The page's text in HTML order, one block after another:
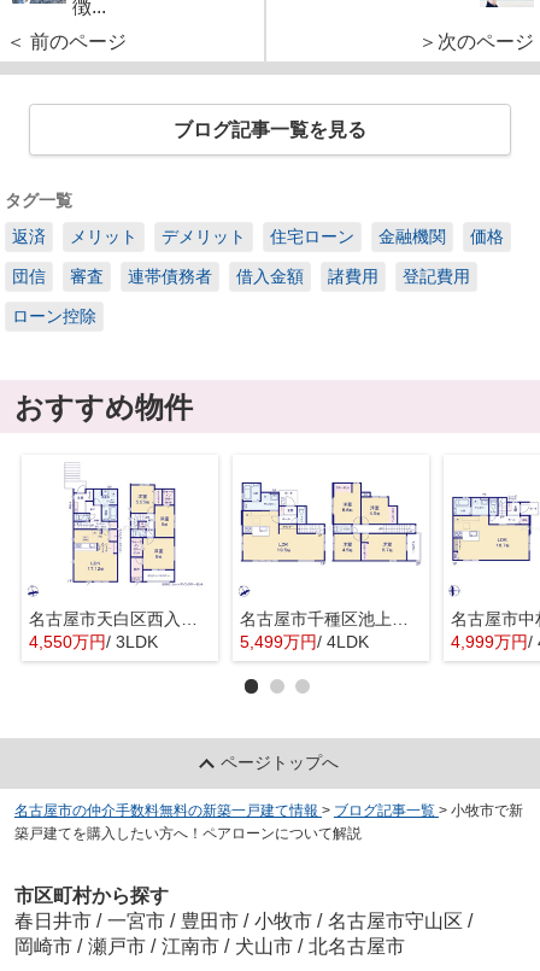
徴...
＜ 前のページ
＞次のページ
ブログ記事一覧を見る
タグ一覧
返済
メリット デメリット 住宅ローン 金融機関 価格
団信 審査 連帯債務者 借入金額 諸費用 登記費用
ローン控除
おすすめ物件
4,550万円/ 3LDK
5,499万円/ 4LDK 4,999万円/
ページトップへ
名古屋市の仲介手数料無料の新築一戸建て情報 > ブログ記事一覧 > 小牧市で新
築戸建てを購入したい方へ！ペアローンについて解説
市区町村から探す
春日井市 / 一宮市 / 豊田市 / 小牧市 / 名古屋市守山区 /
岡崎市 / 瀬戸市 / 江南市 / 犬山市 / 北名古屋市